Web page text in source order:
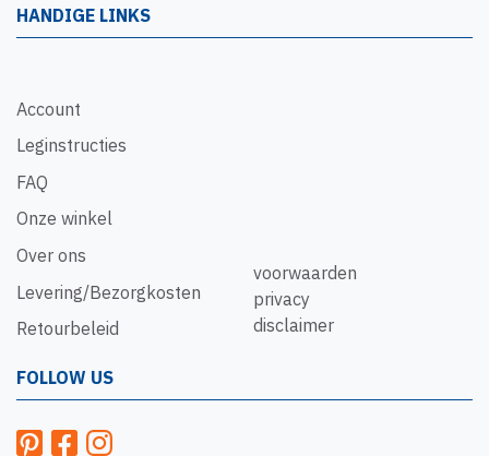
HANDIGE LINKS
Account
Leginstructies
FAQ
Onze winkel
Over ons
Levering/Bezorgkosten
Retourbeleid
voorwaarden
privacy
disclaimer
FOLLOW US